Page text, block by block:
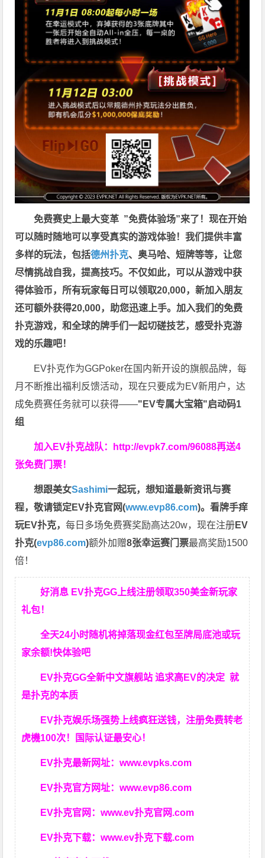
免费赛史上最大变革 ”免费体验场”来了！现在开始
可以随时随地可以享受真实的游戏体验！我们提供丰富
多样的玩法，包括德州扑克、奥马哈、短牌等等，让您
尽情挑战自我，提高技巧。不仅如此， 可以从游戏中获
得体验币，所有玩家每日可以领取20,000，新加入朋友
还可额外获得20,000，助您迅速上手。加入我们的免费
扑克游戏，和全球的牌手们一起切磋技艺，感受扑克游
戏的乐趣吧！
EV扑克作为GGPoker在国内新开设的旗舰品牌，每
月不断推出福利反馈活动，现在只要成为EV新用户，达
成免费赛任务就可以获得——"EV专属大宝箱"启动码1
组
加入EV扑克战队： http://evpk7.com/96088再送4
张免费门票！
想跟美女Sashimi一起玩，想知道最新资讯与赛
程，敬请锁定EV扑克官网(www.evp86.com)。看牌手痒
玩EV扑克，每日多场免费赛奖励高达20w，现在注册EV
扑克(evp86.com)额外加赠8张幸运赛门票最高奖励1500
倍！
好消息 EV扑克GG上线注册领取350美金新玩家
礼包！
全天24小时随机将掉落现金红包至牌局底池或玩
家余额!快体验吧
EV扑克GG全新中文旗舰站 追求高EV的决定就
是扑克的本质
EV扑克娱乐场强势上线疯狂送钱，注册免费转老
虎機100次！国际认证最安心！
EV扑克最新网址：www.evpks.com
EV扑克官方网址：www.evp86.com
EV扑克官网：www.ev扑克官网.com
EV扑克下载：www.ev扑克下载.com